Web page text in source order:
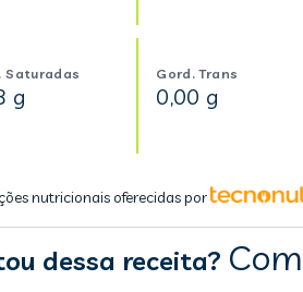
Saturadas
g
Gord. Trans
0,00 g
nutricionais oferecidas por
dessa receita?